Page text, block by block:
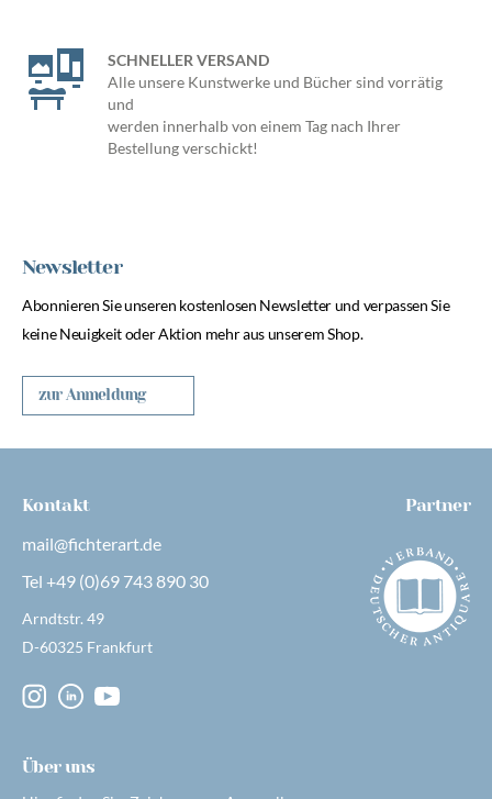
SCHNELLER VERSAND
Alle unsere Kunstwerke und Bücher sind vorrätig
und
werden innerhalb von einem Tag nach Ihrer
Bestellung verschickt!
Newsletter
Abonnieren Sie unseren kostenlosen Newsletter und verpassen Sie
keine Neuigkeit oder Aktion mehr aus unserem Shop.
zur Anmeldung
Kontakt
mail@fichterart.de
Tel +49 (0)69 743 890 30
Arndtstr. 49
D-60325 Frankfurt
Partner
Über uns